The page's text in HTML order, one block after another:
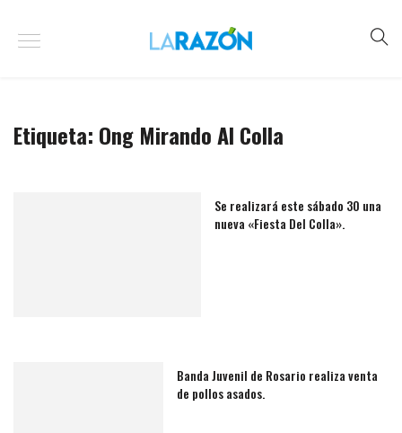
Etiqueta: Ong Mirando Al Colla
Se realizará este sábado 30 una
nueva «Fiesta Del Colla».
Banda Juvenil de Rosario realiza venta
de pollos asados.